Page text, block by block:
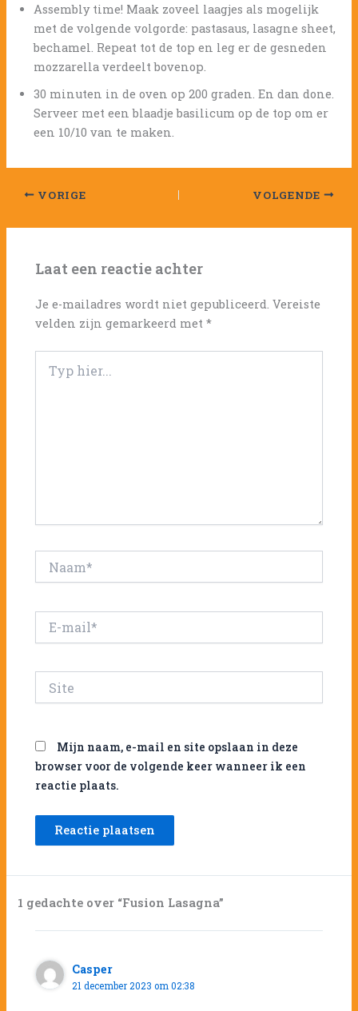
Assembly time! Maak zoveel laagjes als mogelijk
met de volgende volgorde: pastasaus, lasagne sheet,
bechamel. Repeat tot de top en leg er de gesneden
mozzarella verdeelt bovenop.
30 minuten in de oven op 200 graden. En dan done.
Serveer met een blaadje basilicum op de top om er
een 10/10 van te maken.
VORIGE VOLGENDE
Laat een reactie achter
Je e-mailadres wordt niet gepubliceerd. Vereiste
velden zijn gemarkeerd met*
hier...
mail*
Mijn naam, e-mail en site opslaan in deze
browser voor de volgende keer wanneer ik een
reactie plaats.
1 gedachte over “Fusion Lasagna”
Casper
21 december 2023 om 02:38